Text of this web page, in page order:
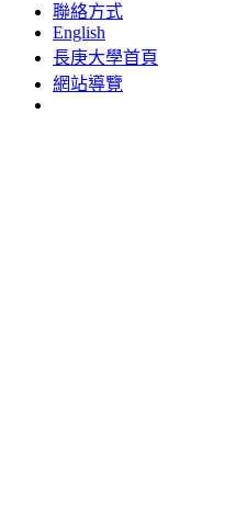
聯絡方式
English
長庚大學首頁
網站導覽